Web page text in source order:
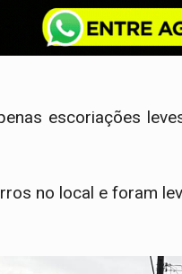
escoriações
no local e foram